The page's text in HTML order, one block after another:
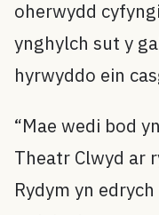
oherwydd
ynghylch sut y
hyrwyddo ein
“Mae wedi bod
Theatr Clwyd ar
Rydym yn